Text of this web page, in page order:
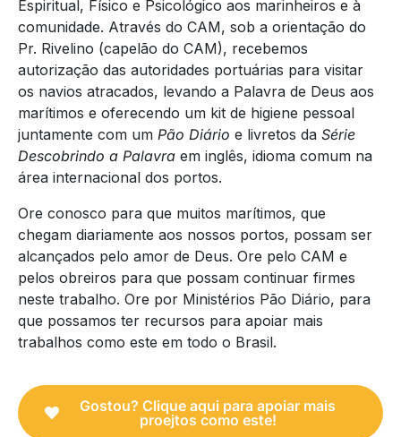
Espiritual, Físico e Psicológico aos marinheiros e à
comunidade. Através do CAM, sob a orientação do
Pr. Rivelino (capelão do CAM), recebemos
autorização das autoridades portuárias para visitar
os navios atracados, levando a Palavra de Deus aos
marítimos e oferecendo um kit de higiene pessoal
juntamente com um Pão Diário e livretos da Série
Descobrindo a Palavra em inglês, idioma comum na
área internacional dos portos.
Ore conosco para que muitos marítimos, que
chegam diariamente aos nossos portos, possam ser
alcançados pelo amor de Deus. Ore pelo CAM e
pelos obreiros para que possam continuar firmes
neste trabalho. Ore por Ministérios Pão Diário, para
que possamos ter recursos para apoiar mais
trabalhos como este em todo o Brasil.
Gostou? Clique aqui para apoiar mais
proejtos como este!